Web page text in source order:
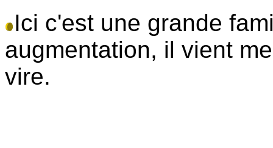
Ici c'est une grande
augmentation, il vient
vire.